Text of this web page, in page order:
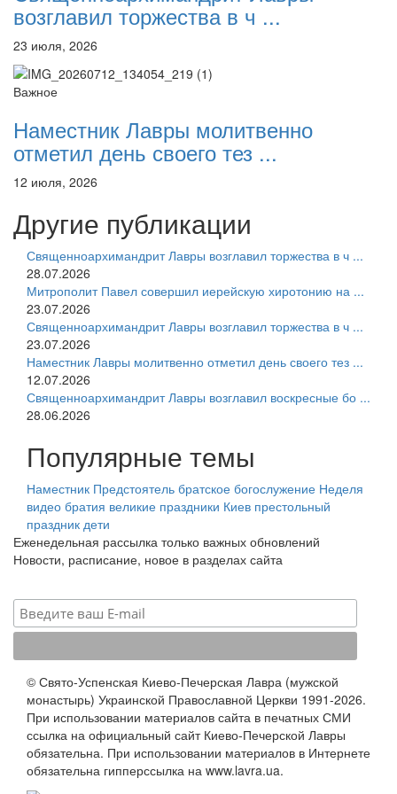
возглавил торжества в ч ...
23 июля, 2026
Важное
Наместник Лавры молитвенно
отметил день своего тез ...
12 июля, 2026
Другие публикации
Священноархимандрит Лавры возглавил торжества в ч ...
28.07.2026
Митрополит Павел совершил иерейскую хиротонию на ...
23.07.2026
Священноархимандрит Лавры возглавил торжества в ч ...
23.07.2026
Наместник Лавры молитвенно отметил день своего тез ...
12.07.2026
Священноархимандрит Лавры возглавил воскресные бо ...
28.06.2026
Популярные темы
Наместник Предстоятель братское богослужение Неделя
видео братия великие праздники Киев престольный
праздник дети
Еженедельная рассылка только важных обновлений
Новости, расписание, новое в разделах сайта
© Свято-Успенская Киево-Печерская Лавра (мужской
монастырь) Украинской Православной Церкви 1991-2026.
При использовании материалов сайта в печатных СМИ
ссылка на официальный сайт Киево-Печерской Лавры
обязательна. При использовании материалов в Интернете
обязательна гипперссылка на www.lavra.ua.